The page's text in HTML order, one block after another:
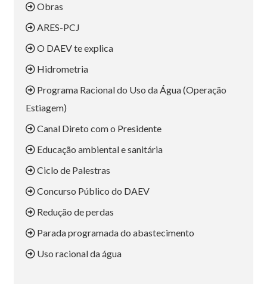
Obras
ARES-PCJ
O DAEV te explica
Hidrometria
Programa Racional do Uso da Água (Operação
Estiagem)
Canal Direto com o Presidente
Educação ambiental e sanitária
Ciclo de Palestras
Concurso Público do DAEV
Redução de perdas
Parada programada do abastecimento
Uso racional da água